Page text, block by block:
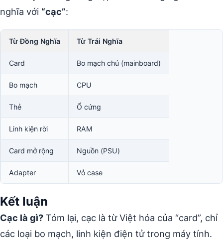
nghĩa với “cạc”:
Từ Đồng Nghĩa Từ Trái Nghĩa
Card Bo mạch chủ (mainboard)
Bo mạch CPU
Thẻ Ổ cứng
Linh kiện rời RAM
Card mở rộng Nguồn (PSU)
Adapter Vỏ case
Kết luận
Cạc là gì? Tóm lại, cạc là từ Việt hóa của “card”, chỉ
các loại bo mạch, linh kiện điện tử trong máy tính.